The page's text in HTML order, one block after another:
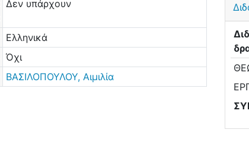
Δεν υπάρχουν
Ελληνικά
Όχι
ΒΑΣΙΛΟΠΟΥΛΟΥ, Αιμιλία